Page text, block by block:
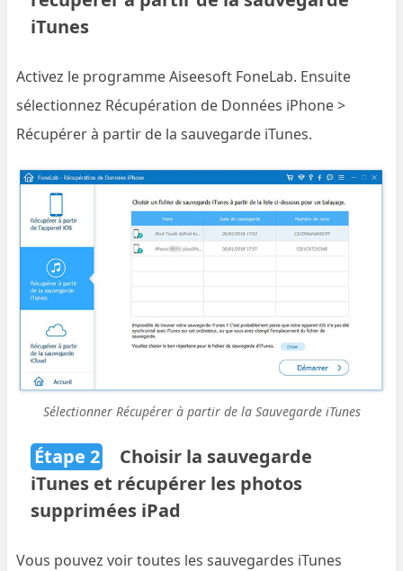
iTunes
Activez le programme Aiseesoft FoneLab. Ensuite
sélectionnez Récupération de Données iPhone >
Récupérer à partir de la sauvegarde iTunes.
Sélectionner Récupérer à partir de la Sauvegarde iTunes
Étape 2
Choisir la sauvegarde
iTunes et récupérer les photos
supprimées iPad
Vous pouvez voir toutes les sauvegardes iTunes